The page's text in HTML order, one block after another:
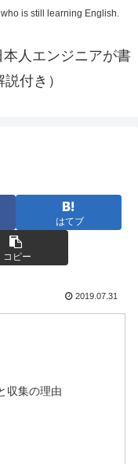
is still learning English.
人エンジニアが書
付き）
はてブ
コピー
2019.07.31
収集の理由